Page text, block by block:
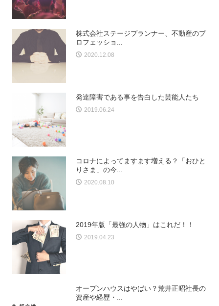
株式会社ステージプランナー、不動産のプ
ロフェッショ...
2020.12.08
発達障害である事を告白した芸能人たち
2019.06.24
コロナによってますます増える？「おひと
りさま」の今...
2020.08.10
2019年版「最強の人物」はこれだ！！
2019.04.23
オープンハウスはやばい？荒井正昭社長の
資産や経歴・...